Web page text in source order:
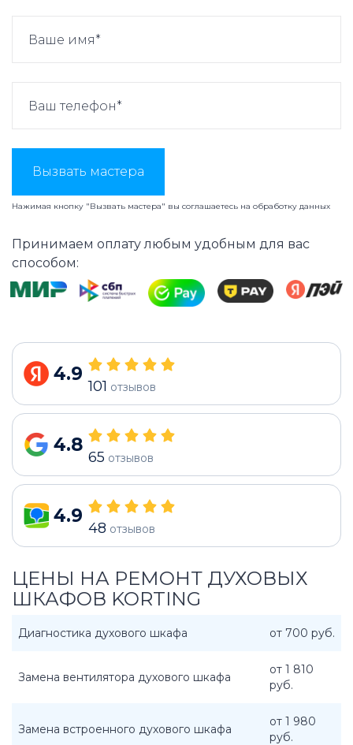
Вызвать мастера
Нажимая кнопку "Вызвать мастера" вы соглашаетесь на обработку данных
Принимаем оплату любым удобным для вас
способом:
4.9
101 отзывов
4.8
65 отзывов
4.9
48 отзывов
ЦЕНЫ НА РЕМОНТ ДУХОВЫХ
ШКАФОВ KORTING
Диагностика духового шкафа от 700 руб.
Замена вентилятора духового шкафа
от 1 810
руб.
Замена встроенного духового шкафа
от 1 980
руб.